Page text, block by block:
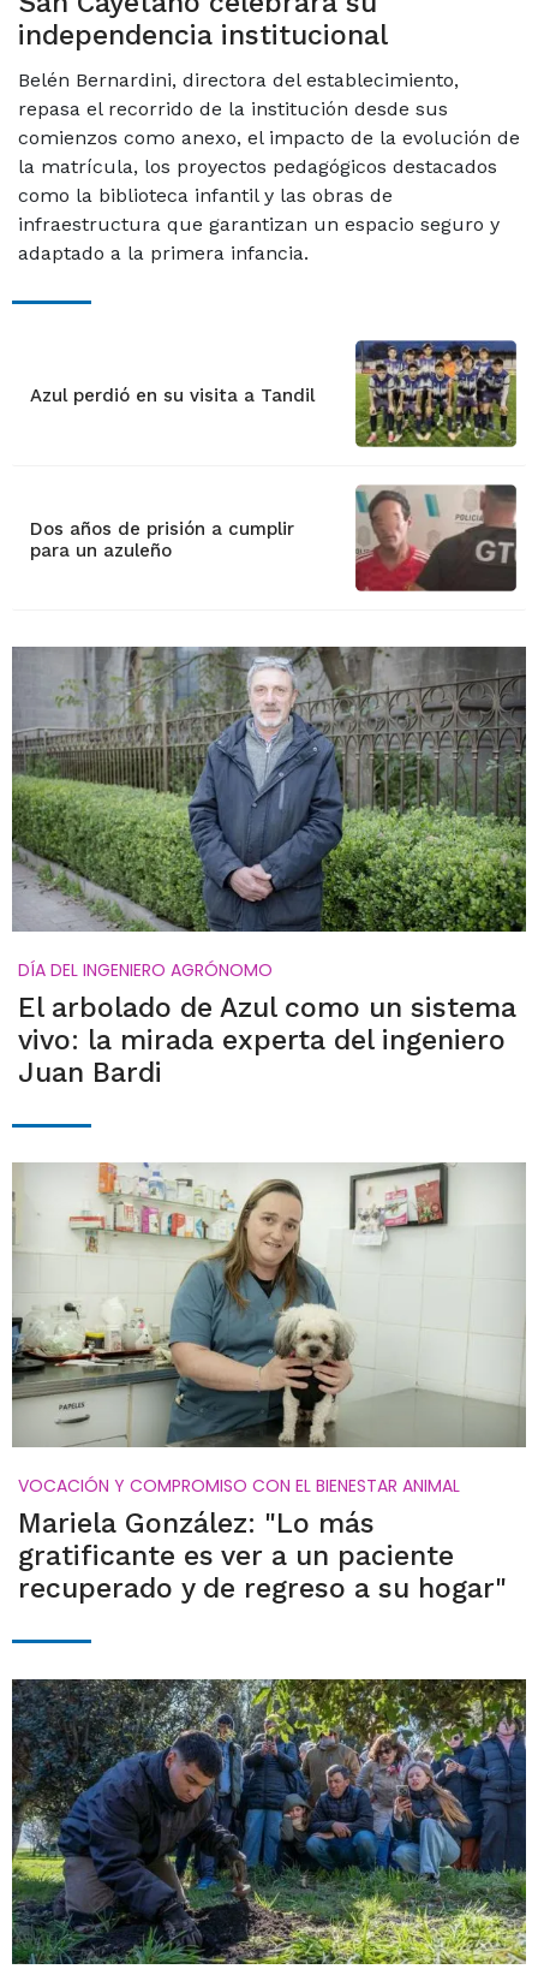
independencia institucional
Belén Bernardini, directora del establecimiento,
repasa el recorrido de la institución desde sus
comienzos como anexo, el impacto de la evolución de
la matrícula, los proyectos pedagógicos destacados
como la biblioteca infantil y las obras de
infraestructura que garantizan un espacio seguro y
adaptado a la primera infancia.
Azul perdió en su visita a Tandil
Dos años de prisión a cumplir
para un azuleño
DÍA DEL INGENIERO AGRÓNOMO
El arbolado de Azul como un sistema
vivo: la mirada experta del ingeniero
Juan Bardi
VOCACIÓN Y COMPROMISO CON EL BIENESTAR ANIMAL
Mariela González: "Lo más
gratificante es ver a un paciente
recuperado y de regreso a su hogar"